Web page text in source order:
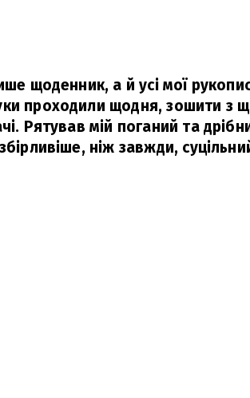
щоденник, а й усі мої
проходили щодня, зошити з
Рятував мій поганий та
ніж завжди,